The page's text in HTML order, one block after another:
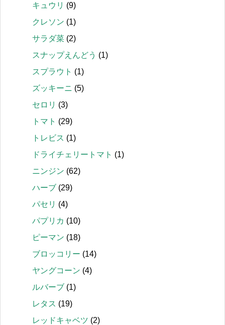
キュウリ (9)
クレソン (1)
サラダ菜 (2)
スナップえんどう (1)
スプラウト (1)
ズッキーニ (5)
セロリ (3)
トマト (29)
トレビス (1)
ドライチェリートマト (1)
ニンジン (62)
ハーブ (29)
パセリ (4)
パプリカ (10)
ピーマン (18)
ブロッコリー (14)
ヤングコーン (4)
ルバーブ (1)
レタス (19)
レッドキャベツ (2)